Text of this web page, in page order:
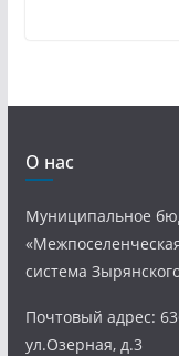
О нас
Муниципальное
система
Почтовый адрес:
ул.Озерная, д.3